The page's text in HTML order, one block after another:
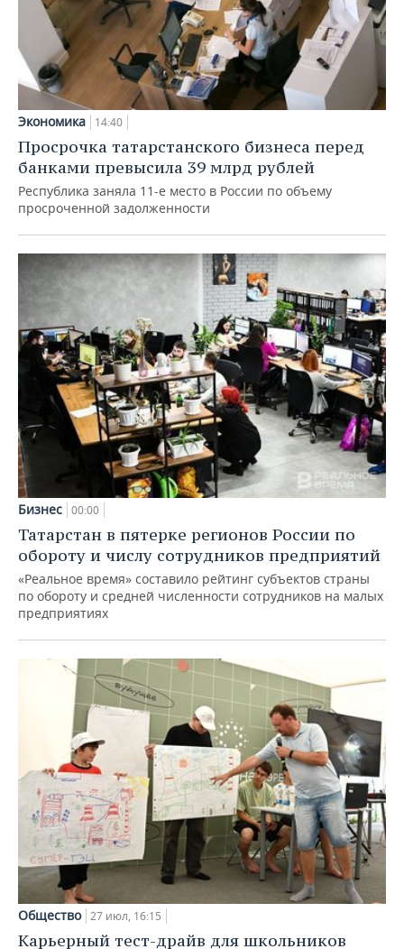
Экономика 14:40
Просрочка татарстанского бизнеса перед
банками превысила 39 млрд рублей
Республика заняла 11-е место в России по объему
просроченной задолженности
Бизнес 00:00
Татарстан в пятерке регионов России по
обороту и числу сотрудников предприятий
«Реальное время» составило рейтинг субъектов страны
по обороту и средней численности сотрудников на малых
предприятиях
Общество 27 июл, 16:15
Карьерный тест-драйв для школьников